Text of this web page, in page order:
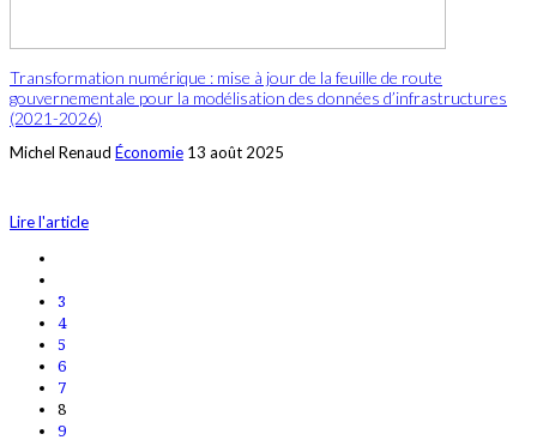
Transformation numérique : mise à jour de la feuille de route
gouvernementale pour la modélisation des données d’infrastructures
(2021-2026)
Michel Renaud Économie 13 août 2025
Lire l'article
3
4
5
6
7
8
9